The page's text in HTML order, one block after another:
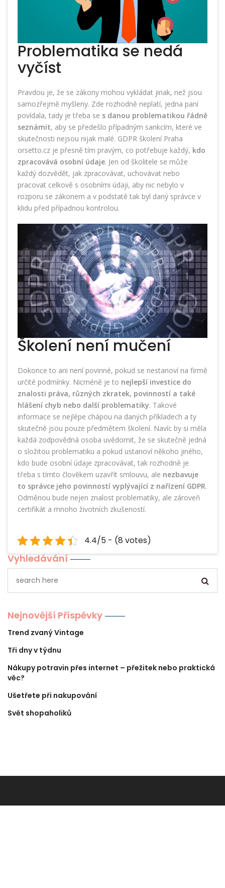
Problematika se nedá
vyčíst
Pravdou je, že se zákony mohou vykládat jinak, než jsou
samozřejmě myšleny. Zde rozhodně neplatí, jedna paní
povídala, tady je třeba se s danou problematikou řádně
seznámit, aby se předešlo případným sankcím, které ve
skutečnosti nejsou nijak malé. GDPR školení Praha
orsetto.cz je přesně tím pravým, co potřebuje každý, kdo
zpracovává osobní údaje. Jen od školitele se může
každý dozvědět, jak zpracovávat, uchovávat nebo
pracovat celkově s osobními údaji, aby nic nebylo v
rozporu se zákonem a v podstatě tak byl daný správce v
klidu před případnou kontrolou.
Školení není mučení
Dokonce to ani není povinné, pokud se nestanoví na firmě
určité podmínky. Nicméně je to nejlepší investice do
znalosti práva, různých zkratek, povinností a také
hlášení chyb nebo další problematiky. Takové
informace se nejlépe chápou na daných příkladech a ty
skutečně jsou pouze předmětem školení. Navíc by si měla
každá zodpovědná osoba uvědomit, že se skutečně jedná
o složitou problematiku a pokud ustanoví někoho jiného,
kdo bude osobní údaje zpracovávat, tak rozhodně je
třeba s tímto člověkem uzavřít smlouvu, ale nezbavuje
to správce jeho povinností vyplývající z nařízení GDPR.
Odměnou bude nejen znalost problematiky, ale zároveň
certifikát a mnoho životních zkušeností.
4.4/5 - (8 votes)
Vyhledávání
Nejnovější Příspěvky
Trend zvaný Vintage
Tři dny v týdnu
Nákupy potravin přes internet – přežitek nebo praktická
věc?
Ušetřete při nakupování
Svět shopaholiků